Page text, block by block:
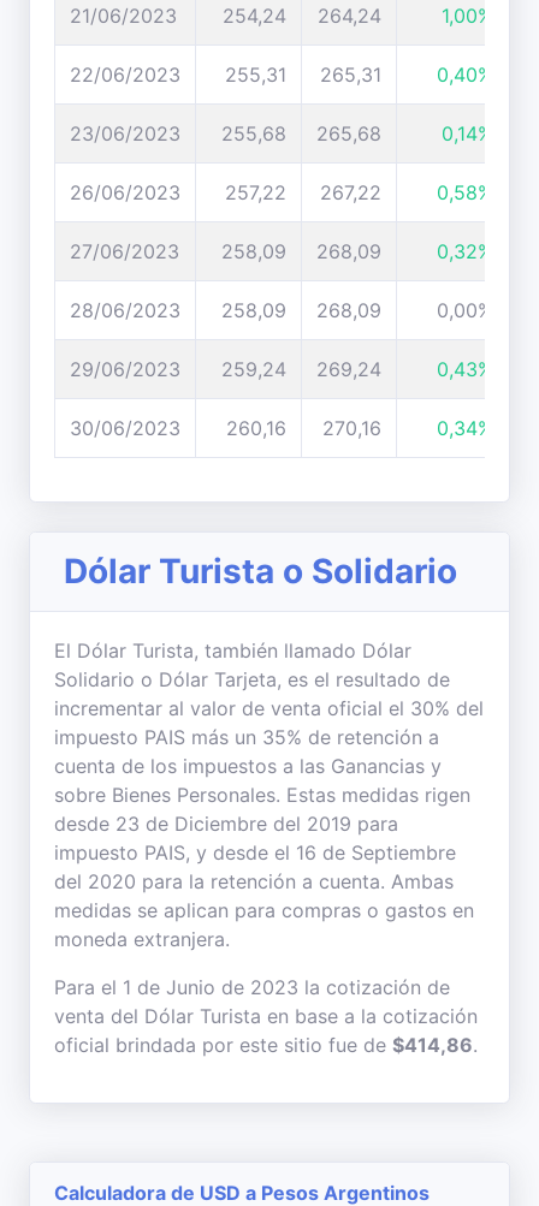
21/06/2023 254,24 264,24 1,00%
22/06/2023 255,31 265,31 0,40%
23/06/2023 255,68 265,68 0,14%
26/06/2023 257,22 267,22 0,58%
27/06/2023 258,09 268,09 0,32%
28/06/2023 258,09 268,09 0,00%
29/06/2023 259,24 269,24 0,43%
30/06/2023 260,16 270,16 0,34%
Dólar Turista o Solidario
El Dólar Turista, también llamado Dólar
Solidario o Dólar Tarjeta, es el resultado de
incrementar al valor de venta oficial el 30% del
impuesto PAIS más un 35% de retención a
cuenta de los impuestos a las Ganancias y
sobre Bienes Personales. Estas medidas rigen
desde 23 de Diciembre del 2019 para
impuesto PAIS, y desde el 16 de Septiembre
del 2020 para la retención a cuenta. Ambas
medidas se aplican para compras o gastos en
moneda extranjera.
Para el 1 de Junio de 2023 la cotización de
venta del Dólar Turista en base a la cotización
oficial brindada por este sitio fue de $414,86.
Calculadora de USD a Pesos Argentinos